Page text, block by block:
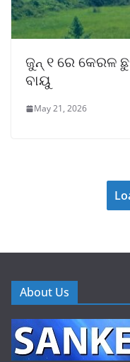
ଜୁନ୍ ୧ ରେ କେରଳ
ବାୟୁ
May 21, 2026
About Us